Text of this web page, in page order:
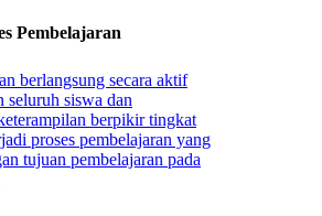
Pembelajaran
berlangsung secara aktif
seluruh siswa dan
berpikir tingkat
proses pembelajaran yang
tujuan pembelajaran pada